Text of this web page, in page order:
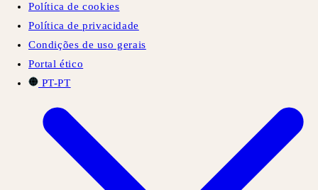
Política de cookies
Política de privacidade
Condições de uso gerais
Portal ético
PT-PT